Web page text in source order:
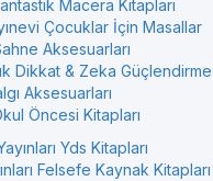
Macera Kitapları
Çocuklar İçin Masallar
Aksesuarları
Dikkat & Zeka Güçlendirme
Aksesuarları
Öncesi Kitapları
Yds Kitapları
Felsefe Kaynak Kitapları